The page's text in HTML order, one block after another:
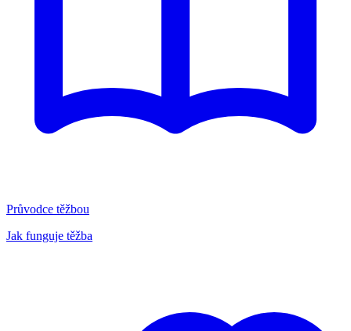
Průvodce těžbou
Jak funguje těžba